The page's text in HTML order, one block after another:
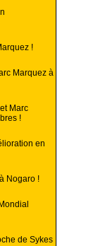
!
Marquez à
Marc
!
en
Nogaro !
de Sykes